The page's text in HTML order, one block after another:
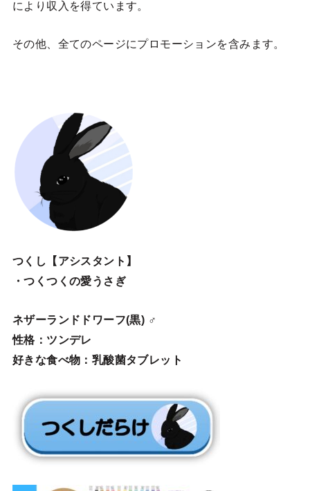
により収入を得ています。
その他、全てのページにプロモーションを含みます。
つくし【アシスタント】
・つくつくの愛うさぎ
ネザーランドドワーフ(黒) ♂
性格：ツンデレ
好きな食べ物：乳酸菌タブレット